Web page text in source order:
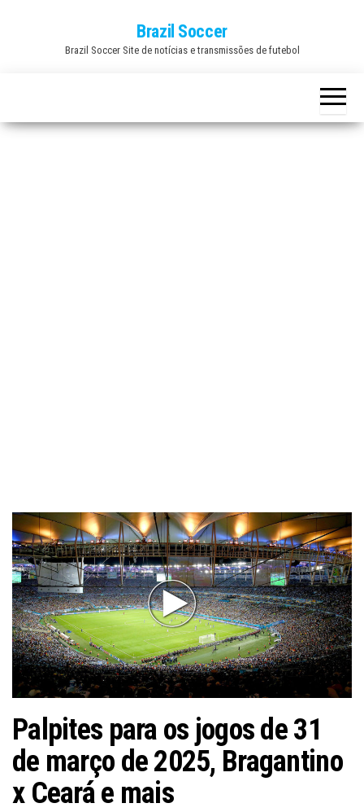
Brazil Soccer
Brazil Soccer Site de notícias e transmissões de futebol
Palpites para os jogos de 31
de março de 2025, Bragantino
x Ceará e mais